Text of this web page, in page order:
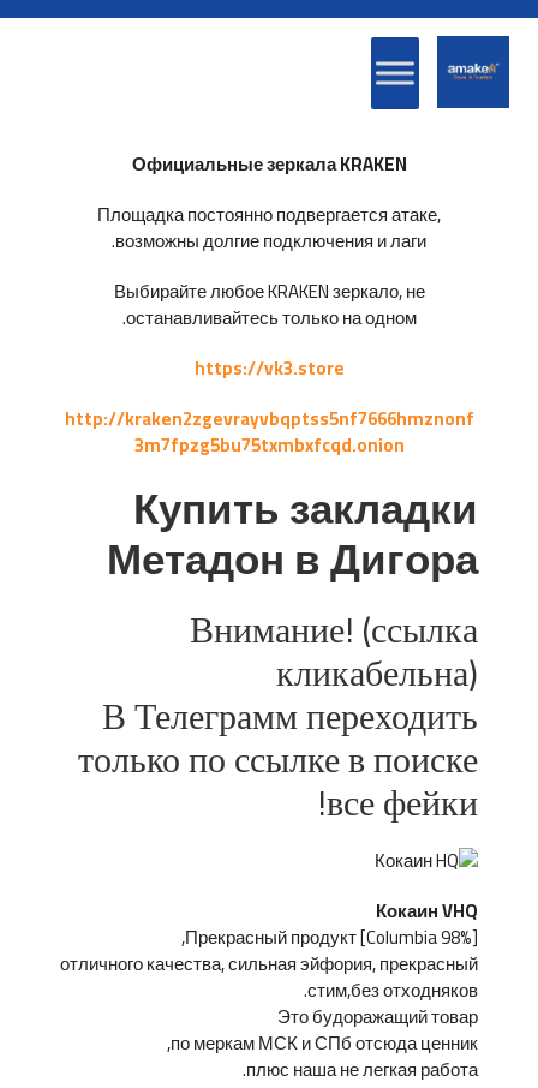
Официальные зеркала KRAKEN
Площадка постоянно подвергается атаке,
возможны долгие подключения и лаги.
Выбирайте любое KRAKEN зеркало, не
останавливайтесь только на одном.
https://vk3.store
http://kraken2zgevrayvbqptss5nf7666hmznonf
3m7fpzg5bu75txmbxfcqd.onion
Купить закладки
Метадон в Дигора
Внимание! (ссылка
кликабельна)
В Телеграмм переходить
только по ссылке в поиске
все фейки!
Кокаин VHQ
[Columbia 98%] Прекрасный продукт,
отличного качества, сильная эйфория, прекрасный
стим,без отходняков.
Это будоражащий товар
по меркам МСК и СПб отсюда ценник,
плюс наша не легкая работа.